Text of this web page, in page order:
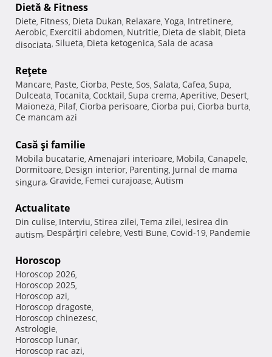
Dietă & Fitness
Diete, Fitness, Dieta Dukan, Relaxare, Yoga, Intretinere,
Aerobic, Exercitii abdomen, Nutritie, Dieta de slabit, Dieta
disociata, Silueta, Dieta ketogenica, Sala de acasa
Reţete
Mancare, Paste, Ciorba, Peste, Sos, Salata, Cafea, Supa,
Dulceata, Tocanita, Cocktail, Supa crema, Aperitive, Desert,
Maioneza, Pilaf, Ciorba perisoare, Ciorba pui, Ciorba burta,
Ce mancam azi
Casă şi familie
Mobila bucatarie, Amenajari interioare, Mobila, Canapele,
Dormitoare, Design interior, Parenting, Jurnal de mama
singura, Gravide, Femei curajoase, Autism
Actualitate
Din culise, Interviu, Stirea zilei, Tema zilei, Iesirea din
autism, Despărţiri celebre, Vesti Bune, Covid-19, Pandemie
Horoscop
Horoscop 2026,
Horoscop 2025,
Horoscop azi,
Horoscop dragoste,
Horoscop chinezesc,
Astrologie,
Horoscop lunar,
Horoscop rac azi,